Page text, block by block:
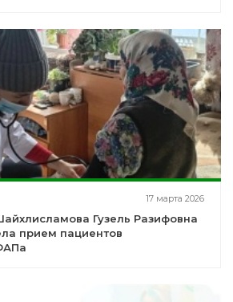
17 марта 2026
Гузель Разифовна
прием пациентов